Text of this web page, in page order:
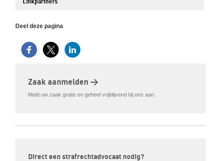
Linkpartners
Deel deze pagina
Zaak aanmelden >
Meld uw zaak gratis en geheel vrijblijvend bij ons aan.
Direct een strafrechtadvocaat nodig?